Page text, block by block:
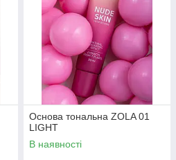
Основа тональна ZOLA 01
LIGHT
В наявності